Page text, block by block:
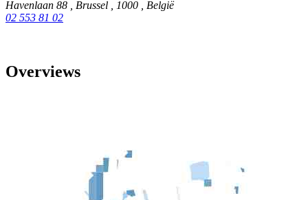
Havenlaan 88 Brussel 1000
België
02 553 81 02
Overviews